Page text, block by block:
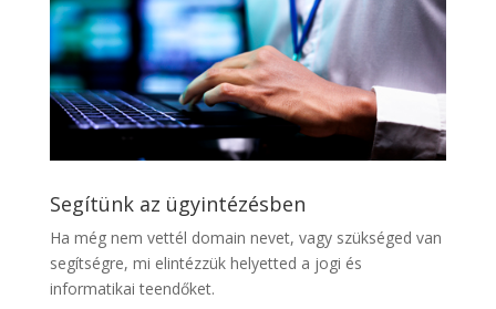
Segítünk az ügyintézésben
Ha még nem vettél domain nevet, vagy szükséged van
segítségre, mi elintézzük helyetted a jogi és
informatikai teendőket.